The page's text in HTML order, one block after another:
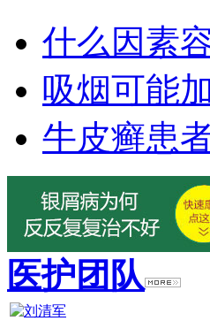
什么因素
吸烟可能
牛皮癣患
医护团队